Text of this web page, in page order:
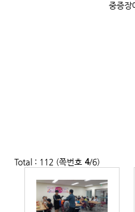
중증장
Total : 112 (쪽번호 4/6)